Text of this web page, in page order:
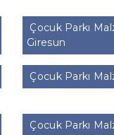
Çocuk Parkı
Giresun
Çocuk Parkı
Çocuk Parkı